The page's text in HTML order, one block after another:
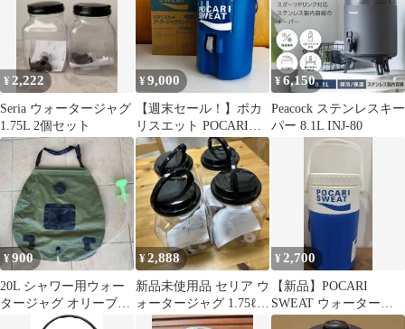
¥ 2,222
Seria ウォータージャグ
1.75L 2個セット
¥9,000
【週末セール！】ポカ
リスエット POCARI
SWEAT クーラージャ
グタンク
¥6,150
Peacock ステンレスキー
パー 8.1L INJ-80
¥900
20L シャワー用ウォー
タージャグ オリーブグ
¥2,888
新品未使用品 セリア ウ
ォータージャグ 1.75ℓ
黒 ブラック 4個
¥ 2,700
【新品】POCARI
SWEAT ウォータージ
ャグ